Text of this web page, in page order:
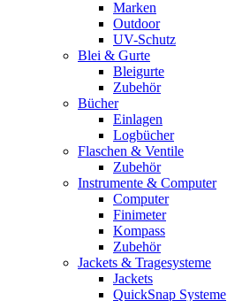
Marken
Outdoor
UV-Schutz
Blei & Gurte
Bleigurte
Zubehör
Bücher
Einlagen
Logbücher
Flaschen & Ventile
Zubehör
Instrumente & Computer
Computer
Finimeter
Kompass
Zubehör
Jackets & Tragesysteme
Jackets
QuickSnap Systeme